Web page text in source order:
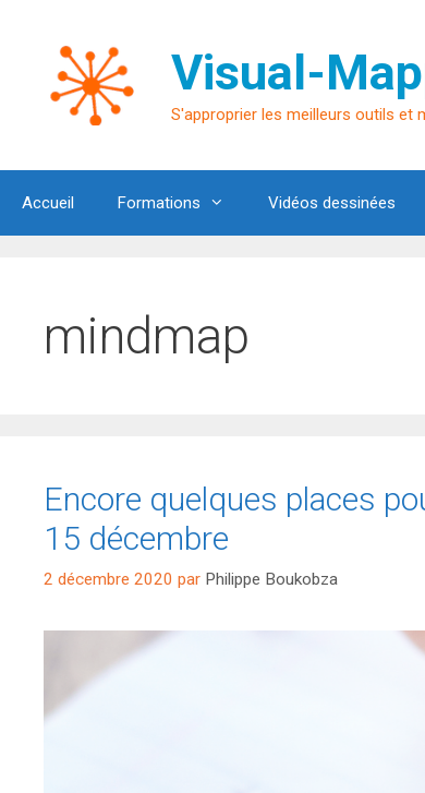
contenu
Visual-
S'approprier les meilleurs outils et
Accueil Formations Vidéos dessinées
mindmap
Encore quelques places
15 décembre
2 décembre 2020 par Philippe Boukobza